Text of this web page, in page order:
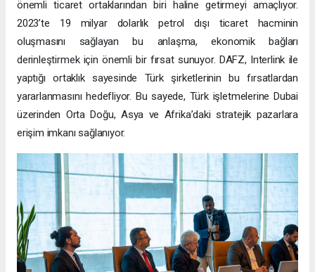
önemli ticaret ortaklarından biri haline getirmeyi amaçlıyor.
2023’te 19 milyar dolarlık petrol dışı ticaret hacminin
oluşmasını sağlayan bu anlaşma, ekonomik bağları
derinleştirmek için önemli bir fırsat sunuyor. DAFZ, Interlink ile
yaptığı ortaklık sayesinde Türk şirketlerinin bu fırsatlardan
yararlanmasını hedefliyor. Bu sayede, Türk işletmelerine Dubai
üzerinden Orta Doğu, Asya ve Afrika’daki stratejik pazarlara
erişim imkanı sağlanıyor.